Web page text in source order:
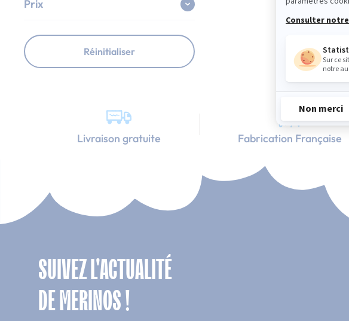
Prix
Réinitialiser
Livraison gratuite Fabrication Française
SUIVEZ L'ACTUALITÉ
DE MERINOS !